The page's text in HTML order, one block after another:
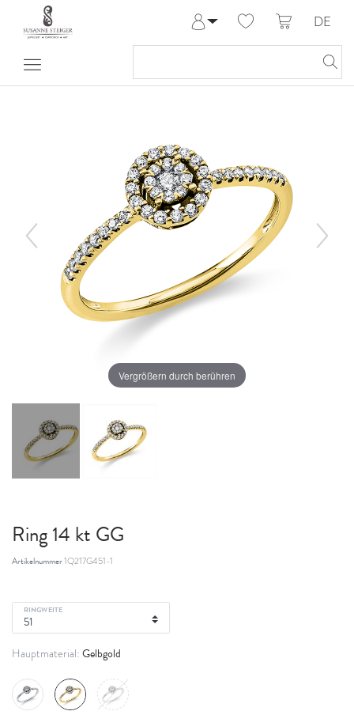
Anmelden
Meine Bestellungen
DE
Vergrößern durch berühren
Ring 14 kt GG
Artikelnummer1Q217G451-1
RINGWEITE
Hauptmaterial: Gelbgold